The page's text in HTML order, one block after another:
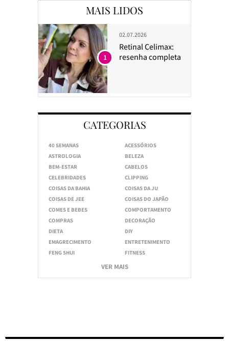
MAIS LIDOS
02.07.2026
Retinal Celimax:
resenha completa
1
CATEGORIAS
40 SEMANAS
ACESSÓRIOS
ASTROLOGIA
BELEZA
BEM-ESTAR
CABELOS
CELEBRIDADES
CLIPPING
COISAS DA BAHIA
COISAS DA JU
COISAS DE JEE
COISAS DO JAPÃO
COMES E BEBES
COMPORTAMENTO
COMPRAS
DECORAÇÃO
DIETA
DIY
EMAGRECIMENTO
ENTRETENIMENTO
FENG SHUI
FITNESS
VER MAIS